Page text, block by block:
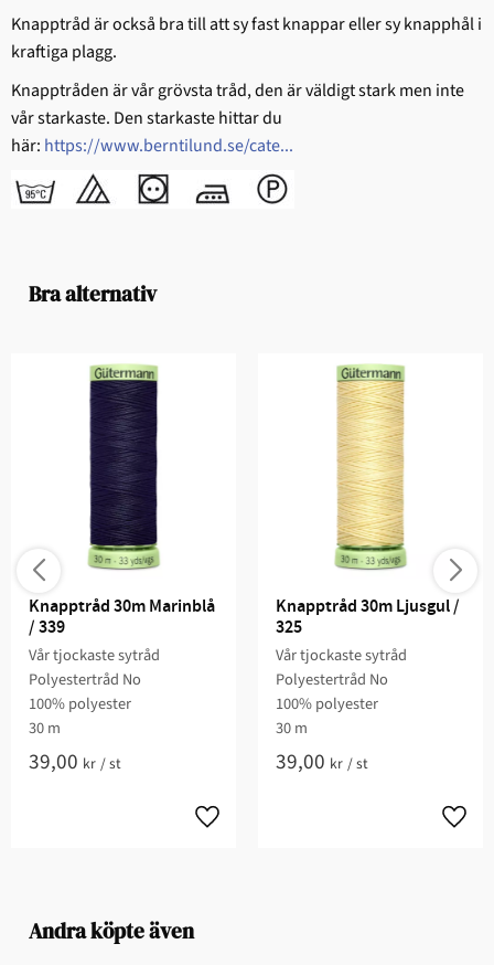
Knapptråd är också bra till att sy fast knappar eller sy knapphål i
kraftiga plagg.
Knapptråden är vår grövsta tråd, den är väldigt stark men inte
vår starkaste. Den starkaste hittar du
här: https://www.berntilund.se/cate...
Bra alternativ
Knapptråd 30m Marinblå
/ 339
Vår tjockaste sytråd
Polyestertråd No
100% polyester
30 m
39,00 kr /st
Knapptråd 30m Ljusgul /
325
Vår tjockaste sytråd
Polyestertråd No
100% polyester
30 m
39,00 kr /st
Andra köpte även